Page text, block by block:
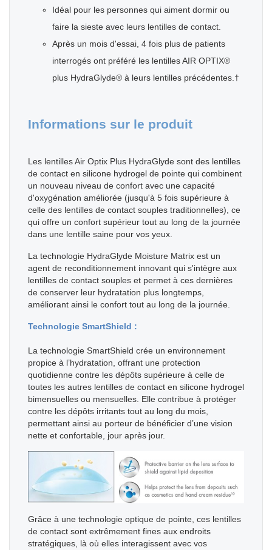
Idéal pour les personnes qui aiment dormir ou
faire la sieste avec leurs lentilles de contact.
Après un mois d'essai, 4 fois plus de patients
interrogés ont préféré les lentilles AIR OPTIX®
plus HydraGlyde® à leurs lentilles précédentes.†
Informations sur le produit
Les lentilles Air Optix Plus HydraGlyde sont des lentilles
de contact en silicone hydrogel de pointe qui combinent
un nouveau niveau de confort avec une capacité
d'oxygénation améliorée (jusqu'à 5 fois supérieure à
celle des lentilles de contact souples traditionnelles), ce
qui offre un confort supérieur tout au long de la journée
dans une lentille saine pour vos yeux.
La technologie HydraGlyde Moisture Matrix est un
agent de reconditionnement innovant qui s'intègre aux
lentilles de contact souples et permet à ces dernières
de conserver leur hydratation plus longtemps,
améliorant ainsi le confort tout au long de la journée.
Technologie SmartShield :
La technologie SmartShield crée un environnement
propice à l’hydratation, offrant une protection
quotidienne contre les dépôts supérieure à celle de
toutes les autres lentilles de contact en silicone hydrogel
bimensuelles ou mensuelles. Elle contribue à protéger
contre les dépôts irritants tout au long du mois,
permettant ainsi au porteur de bénéficier d’une vision
nette et confortable, jour après jour.
Grâce à une technologie optique de pointe, ces lentilles
de contact sont extrêmement fines aux endroits
stratégiques, là où elles interagissent avec vos